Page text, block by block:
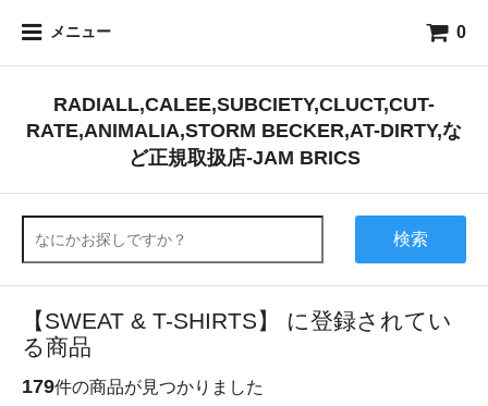
メニュー 0
RADIALL,CALEE,SUBCIETY,CLUCT,CUT-
RATE,ANIMALIA,STORM BECKER,AT-DIRTY,な
ど正規取扱店-JAM BRICS
検索
【SWEAT & T-SHIRTS】 に登録されてい
る商品
179件の商品が見つかりました